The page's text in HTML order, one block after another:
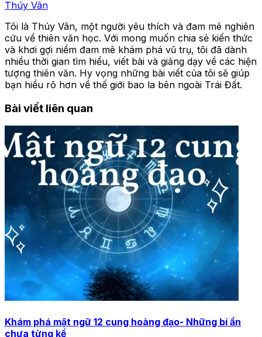
Thúy Vân
Tôi là Thúy Vân, một người yêu thích và đam mê nghiên
cứu về thiên văn học. Với mong muốn chia sẻ kiến thức
và khơi gợi niềm đam mê khám phá vũ trụ, tôi đã dành
nhiều thời gian tìm hiểu, viết bài và giảng dạy về các hiện
tượng thiên văn. Hy vọng những bài viết của tôi sẽ giúp
bạn hiểu rõ hơn về thế giới bao la bên ngoài Trái Đất.
Bài viết liên quan
Khám phá mật ngữ 12 cung hoàng đạo- Những bí ẩn
chưa từng kể